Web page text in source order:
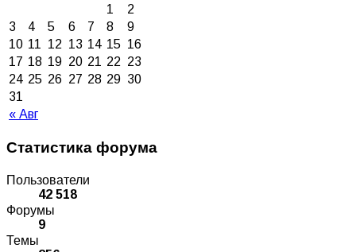
« Авг
1
2
3
4 5 6 7 8
9
10 11 12 13 14 15 16
17 18 19 20 21 22 23
24 25 26 27 28 29 30
31
Статистика форума
Пользователи
42 518
Форумы
9
Темы